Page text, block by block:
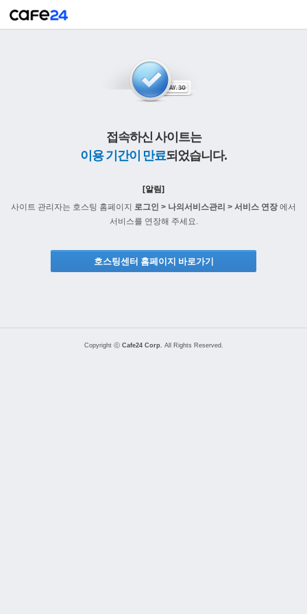
접속하신 사이트는
이용 기간이 만료되었습니다.
[알림]
사이트 관리자는 호스팅 홈페이지 로그인 > 나의서비스관리 > 서비스 연장에서
서비스를 연장해 주세요.
호스팅센터 홈페이지 바로가기
Copyright ⓒ Cafe24 Corp. All Rights Reserved.